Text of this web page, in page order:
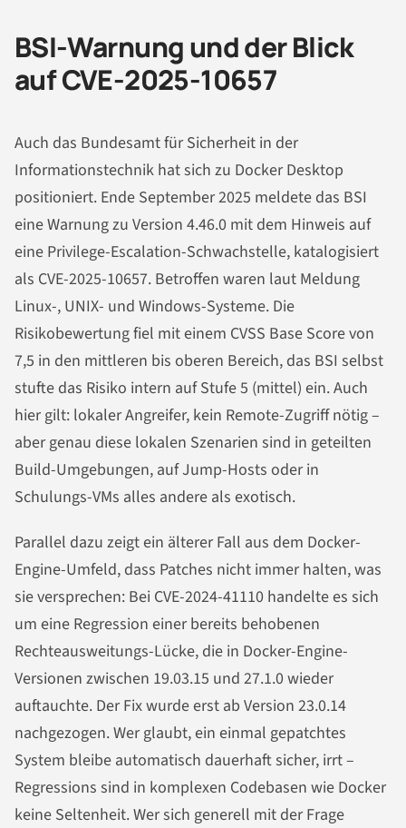
BSI-Warnung und der Blick
auf CVE-2025-10657
Auch das Bundesamt für Sicherheit in der
Informationstechnik hat sich zu Docker Desktop
positioniert. Ende September 2025 meldete das BSI
eine Warnung zu Version 4.46.0 mit dem Hinweis auf
eine Privilege-Escalation-Schwachstelle, katalogisiert
als CVE-2025-10657. Betroffen waren laut Meldung
Linux-, UNIX- und Windows-Systeme. Die
Risikobewertung fiel mit einem CVSS Base Score von
7,5 in den mittleren bis oberen Bereich, das BSI selbst
stufte das Risiko intern auf Stufe 5 (mittel) ein. Auch
hier gilt: lokaler Angreifer, kein Remote-Zugriff nötig –
aber genau diese lokalen Szenarien sind in geteilten
Build-Umgebungen, auf Jump-Hosts oder in
Schulungs-VMs alles andere als exotisch.
Parallel dazu zeigt ein älterer Fall aus dem Docker-
Engine-Umfeld, dass Patches nicht immer halten, was
sie versprechen: Bei CVE-2024-41110 handelte es sich
um eine Regression einer bereits behobenen
Rechteausweitungs-Lücke, die in Docker-Engine-
Versionen zwischen 19.03.15 und 27.1.0 wieder
auftauchte. Der Fix wurde erst ab Version 23.0.14
nachgezogen. Wer glaubt, ein einmal gepatchtes
System bleibe automatisch dauerhaft sicher, irrt –
Regressions sind in komplexen Codebasen wie Docker
keine Seltenheit. Wer sich generell mit der Frage